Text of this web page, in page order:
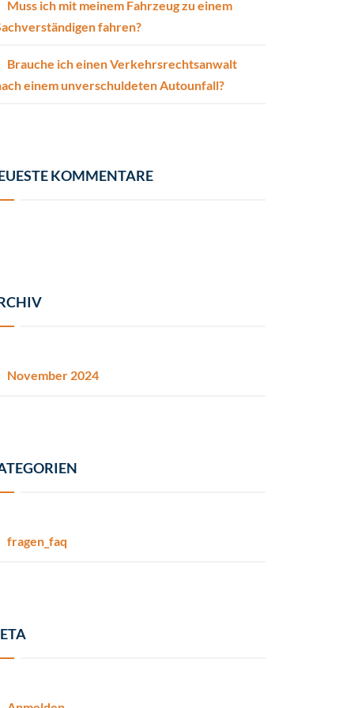
Muss ich mit meinem Fahrzeug zu einem
fahren?
Brauche ich einen Verkehrsrechtsanwalt
einem unverschuldeten Autounfall?
KOMMENTARE
November 2024
fragen_faq